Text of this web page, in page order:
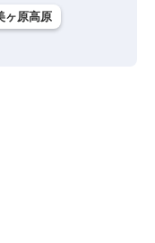
ヶ原高原